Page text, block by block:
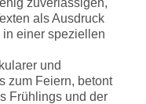
zuverlässigen,
als Ausdruck
einer speziellen
und
zum Feiern, betont
Frühlings und der